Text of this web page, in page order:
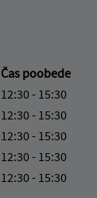
Čas poobede
12:30 - 15:30
12:30 - 15:30
12:30 - 15:30
12:30 - 15:30
12:30 - 15:30